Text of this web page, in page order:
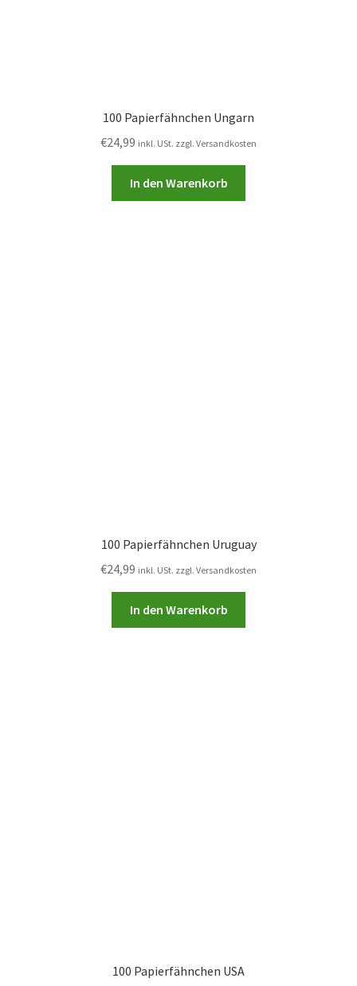
100 Papierfähnchen Ungarn
€24,99 inkl. USt. zzgl. Versandkosten
In den Warenkorb
100 Papierfähnchen Uruguay
€24,99 inkl. USt. zzgl. Versandkosten
In den Warenkorb
100 Papierfähnchen USA